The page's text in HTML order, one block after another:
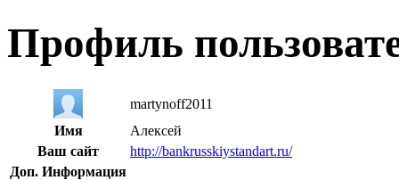
Профиль
martynoff2011
Имя
Алексей
Ваш сайт
http://bankrusskiystandart.ru/
Доп. Информация